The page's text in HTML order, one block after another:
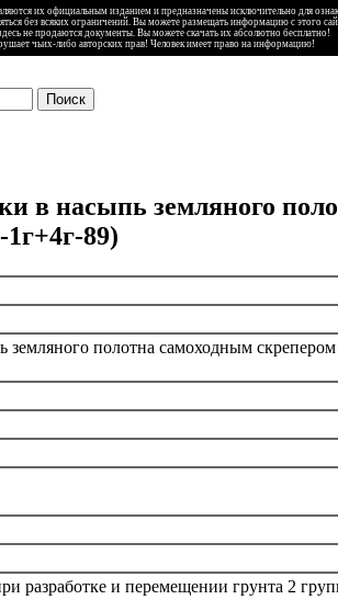
их официальным изданием и предназначены исключительно для
без всяких ограничений. Вы можете размещать информацию с этого
не продаются документы. Вы можете скачать их абсолютно бесплатно!
чьих-либо авторских прав! Человек имеет право на информацию!
в насыпь земляного
89)
земляного полотна самоходным
разработке и перемещении грунта 2